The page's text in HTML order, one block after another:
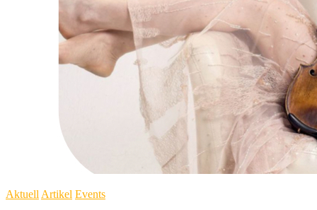
Aktuell Artikel Events